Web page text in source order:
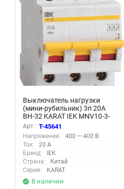
Выключатель нагрузки
(мини-рубильник) 3п 20А
ВН-32 KARAT IEK MNV10-3-
020
Арт.: T-45641
Напряжение:
400 — 400 В
Ток:
20 А
Бренд:
IEK
Страна:
Китай
Серия:
KARAT
В наличии